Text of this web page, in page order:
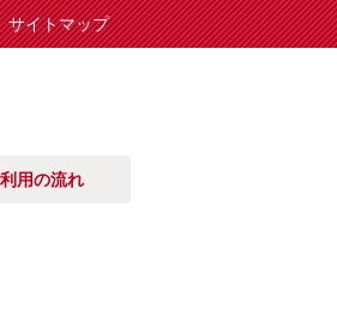
サイトマップ
用の流れ